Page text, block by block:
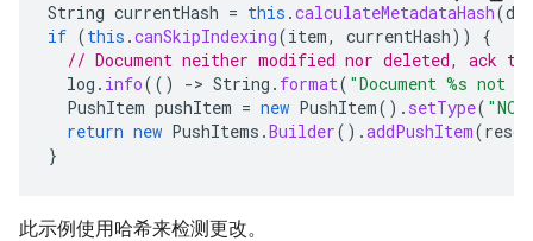
String currentHash = this .calculateMetadataHash(
if (this .canSkipIndexing(item, currentHash))
{
// Document neither modified nor deleted, ack
log . info(() -> String . format( "Document %s not
PushItem pushItem = new PushItem(). setType(
return new PushItems .Builder().addPushItem(
}
此示例使用哈希来检测更改。